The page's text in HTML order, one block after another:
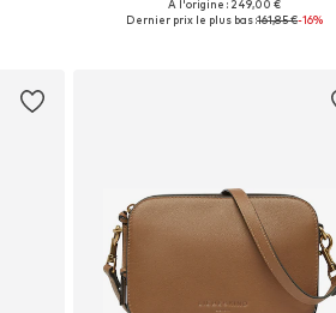
Tailles disponibles: One Size
À l'origine : 249,00 €
Dernier prix le plus bas :161,85 €-16%